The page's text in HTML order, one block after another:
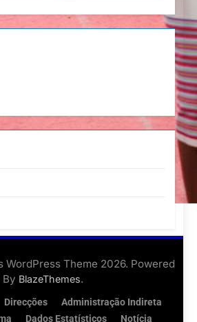
WordPress Theme 2026. Powered
By BlazeThemes.
Direcções
Administração Indireta
Dados Estatísticos Notícia